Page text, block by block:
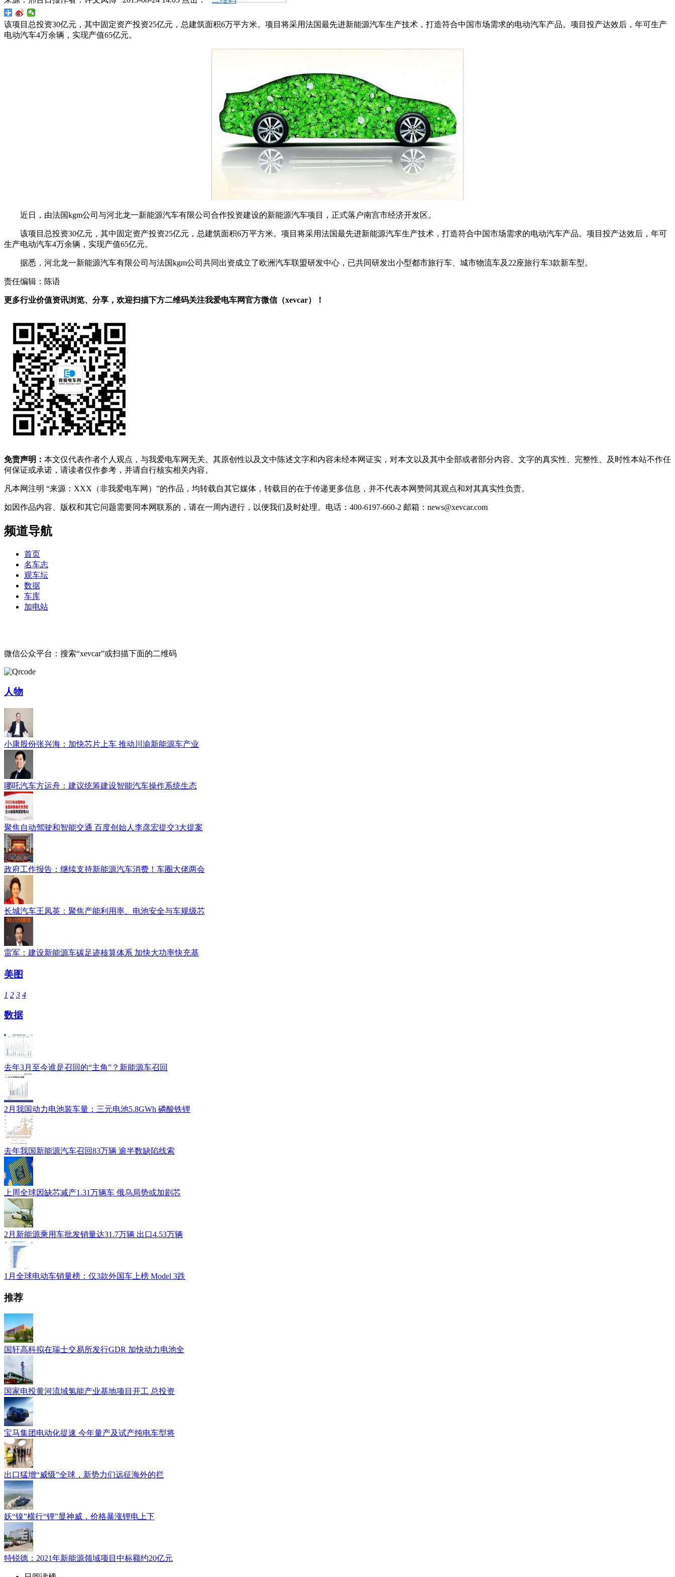
该项目总投资30亿元，其中固定资产投资25亿元，总建筑面积6万平方米。项目将采用法国最先进新能源汽车生产技术，打造符合中国市场需求的电动汽车产品。项目投产达效后，年可生产
电动汽车4万余辆，实现产值65亿元。
近日，由法国kgm公司与河北龙一新能源汽车有限公司合作投资建设的新能源汽车项目，正式落户南宫市经济开发区。
该项目总投资30亿元，其中固定资产投资25亿元，总建筑面积6万平方米。项目将采用法国最先进新能源汽车生产技术，打造符合中国市场需求的电动汽车产品。项目投产达效后，年可
生产电动汽车4万余辆，实现产值65亿元。
据悉，河北龙一新能源汽车有限公司与法国kgm公司共同出资成立了欧洲汽车联盟研发中心，已共同研发出小型都市旅行车、城市物流车及22座旅行车3款新车型。
责任编辑：陈语
更多行业价值资讯浏览、分享，欢迎扫描下方二维码关注我爱电车网官方微信（xevcar）！
免责声明： 本文仅代表作者个人观点，与我爱电车网无关。其原创性以及文中陈述文字和内容未经本网证实，对本文以及其中全部或者部分内容、文字的真实性、完整性、及时性本站不作任
何保证或承诺，请读者仅作参考，并请自行核实相关内容。
凡本网注明 “来源：XXX（非我爱电车网）”的作品，均转载自其它媒体，转载目的在于传递更多信息，并不代表本网赞同其观点和对其真实性负责。
如因作品内容、版权和其它问题需要同本网联系的，请在一周内进行，以便我们及时处理。电话：400-6197-660-2 邮箱：news@xevcar.com
频道导航
首页
名车志
观车坛
数据
车库
加电站
微信公众平台：搜索“xevcar”或扫描下面的二维码
人物
小康股份张兴海：加快芯片上车 推动川渝新能源车产业
哪吒汽车方运舟：建议统筹建设智能汽车操作系统生态
聚焦自动驾驶和智能交通 百度创始人李彦宏提交3大提案
政府工作报告：继续支持新能源汽车消费！车圈大佬两会
长城汽车王凤英：聚焦产能利用率、电池安全与车规级芯
雷军：建设新能源车碳足迹核算体系 加快大功率快充基
美图
1 2 3 4
数据
去年3月至今谁是召回的“主角”？新能源车召回
2月我国动力电池装车量：三元电池5.8GWh 磷酸铁锂
去年我国新能源汽车召回83万辆 逾半数缺陷线索
上周全球因缺芯减产1.31万辆车 俄乌局势或加剧芯
2月新能源乘用车批发销量达31.7万辆 出口4.53万辆
1月全球电动车销量榜：仅3款外国车上榜 Model 3跌
推荐
国轩高科拟在瑞士交易所发行GDR 加快动力电池全
国家电投黄河流域氢能产业基地项目开工 总投资
宝马集团电动化提速 今年量产及试产纯电车型将
出口猛增“威慑”全球，新势力们远征海外的拦
妖“镍”横行“锂”显神威，价格暴涨锂电上下
特锐德：2021年新能源领域项目中标额约20亿元